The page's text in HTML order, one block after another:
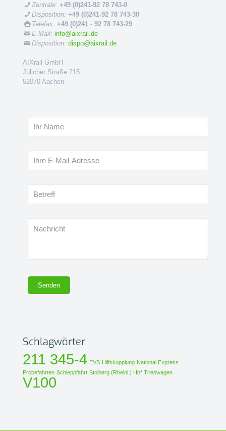
Zentrale:+49 (0)241-92 78 743-0
Disposition:+49 (0)241-92 78 743-30
Telefax:+49 (0)241 - 92 78 743-29
E-Mail:info@aixrail.de
Disposition:dispo@aixrail.de
AIXrail GmbH
Jülicher Straße 215
52070 Aachen
Schlagwörter
211 345-4 EVS Hilfskupplung National Express
Probefahrten Schleppfahrt Stolberg (Rheinl.) Hbf Triebwagen
V100